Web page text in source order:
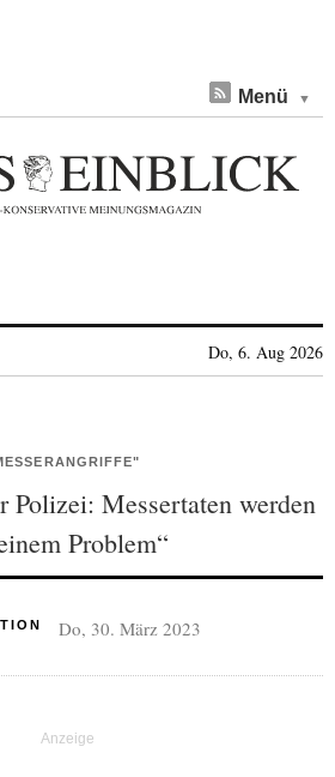
Menü
Do, 6. Aug 2026
Polizei: Messertaten werden
Problem“
Do, 30. März 2023